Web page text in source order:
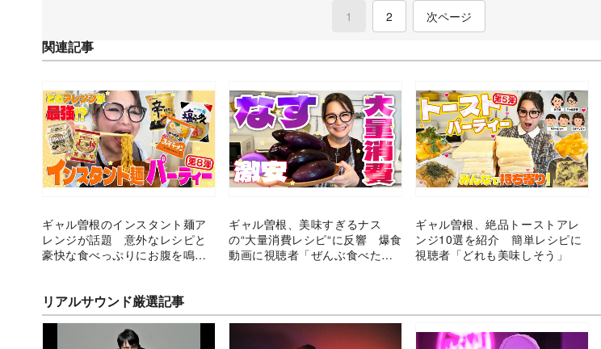
1 (current)
2 次ページ
関連記事
ギャル曽根のインスタント麺ア
レンジが話題 意外なレシピと
豪快な食べっぷりにお腹を鳴ら
ギャル曽根、美味すぎるナス
の“大量消費レシピ“に反響 爆食
動画に視聴者「ぜんぶ食べた
ギャル曽根、絶品トーストアレ
ンジ10選を紹介 簡単レシピに
視聴者「どれも美味しそう」
リアルサウンド厳選記事